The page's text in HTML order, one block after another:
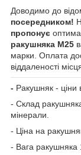
Доводимо до
посередником!
пропонує
ракушняка М25
марки. Оплата
віддаленості
- Ракушняк - ціни
- Склад
мінерали.
- Ціна на
- Вага ракушняка